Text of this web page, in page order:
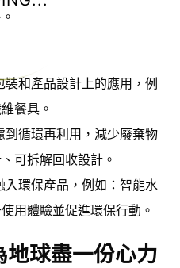
裝和產品設計上的應用，例
餐具。
到循環再利用，減少廢棄物
可拆解回收設計。
入環保產品，例如：智能水
用體驗並促進環保行動。
地球盡一份心力